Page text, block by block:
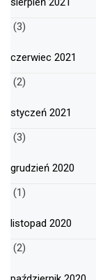
(3)
czerwiec 2021
(2)
styczeń 2021
(3)
grudzień 2020
(1)
listopad 2020
(2)